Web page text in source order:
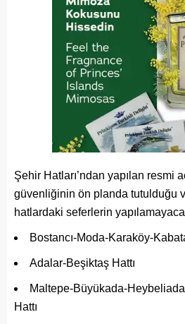
Şehir Hatları’ndan yapılan resmi
güvenliğinin ön planda tutulduğu
hatlardaki seferlerin
Bostancı-Moda-Karaköy-
Adalar-Beşiktaş Hattı
Maltepe-Büyükada-
Hattı